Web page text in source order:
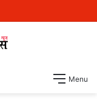
Menu